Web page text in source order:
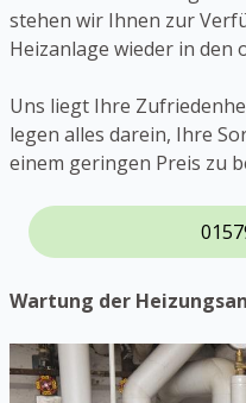
stehen wir Ihnen zur
Heizanlage wieder in den
Uns liegt Ihre
legen alles darein, Ihre
einem geringen Preis zu
Wartung der